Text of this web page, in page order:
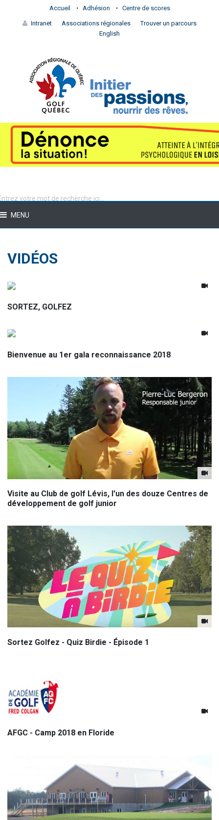
Accueil Adhésion Centre de scores
Intranet Associations régionales
Trouver un parcours
English
MENU
VIDÉOS
SORTEZ, GOLFEZ
Bienvenue au 1er gala reconnaissance 2018
Visite au Club de golf Lévis, l'un des douze Centres de
développement de golf junior
Sortez Golfez - Quiz Birdie - Épisode 1
AFGC - Camp 2018 en Floride